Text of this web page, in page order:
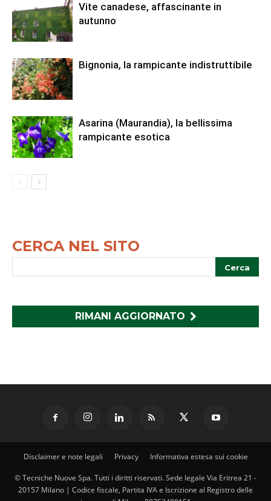
Vite canadese, affascinante in
autunno
Bignonia, la rampicante indistruttibile
Asarina (Maurandia), la bellissima
rampicante esotica
CERCA NEL SITO
RIMANI AGGIORNATO
Disclaimer e note legali Privacy Informativa estesa sui cookie
© Tecniche Nuove Spa. Tutti i diritti riservati. Sede legale Via Eritrea 21 -
20157 Milano | Codice fiscale, Partita IVA e Iscrizione al Registro delle